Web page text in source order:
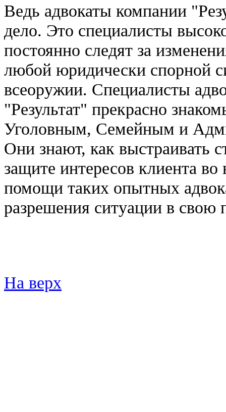
Ведь адвокаты компании
дело. Это специалисты
постоянно следят за
любой юридически спорной
всеоружии. Специалисты
"Результат" прекрасно
Уголовным, Семейным и
Они знают, как выстраивать
защите интересов клиента
помощи таких опытных
разрешения ситуации в свою
На верх